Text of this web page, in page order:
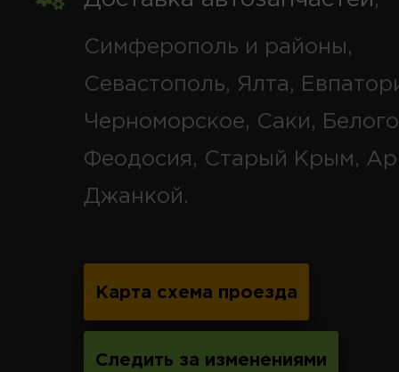
Симферополь и районы,
Севастополь, Ялта,
Черноморское, Саки,
Феодосия, Старый Крым,
Джанкой.
Карта схема проезда
Следить за изменениями